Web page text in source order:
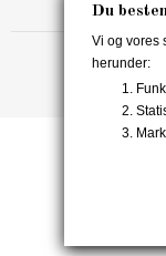
Du
Vi og vores
herunder: